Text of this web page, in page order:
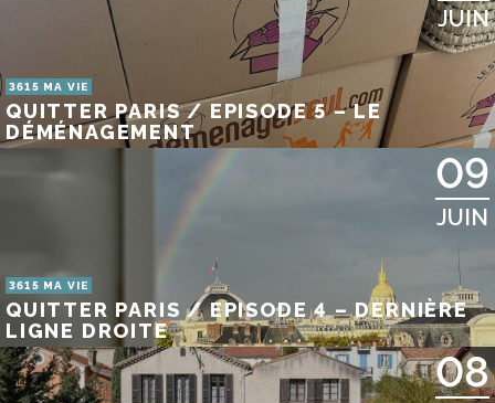
JUIN
3615 MA VIE
QUITTER PARIS / EPISODE 5 – LE
DÉMÉNAGEMENT
09
JUIN
3615 MA VIE
QUITTER PARIS / EPISODE 4 – DERNIÈRE
LIGNE DROITE
08